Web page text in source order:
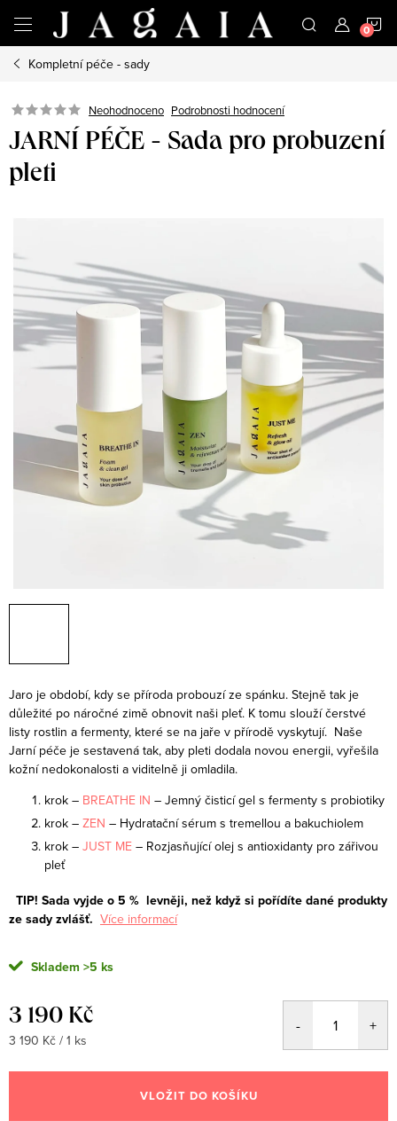
obsah
Kompletní péče - sady
Neohodnoceno Podrobnosti hodnocení
JARNÍ PÉČE - Sada pro probuzení
pleti
Jaro je období, kdy se příroda probouzí ze spánku. Stejně tak je
důležité po náročné zimě obnovit naši pleť. K tomu slouží čerstvé
listy rostlin a fermenty, které se na jaře v přírodě vyskytují. Naše
Jarní péče je sestavená tak, aby pleti dodala novou energii, vyřešila
kožní nedokonalosti a viditelně ji omladila.
krok – BREATHE IN – Jemný čisticí gel s fermenty s probiotiky
krok – ZEN – Hydratační sérum s tremellou a bakuchiolem
krok – JUST ME – Rozjasňující olej s antioxidanty pro zářivou
pleť
TIP! Sada vyjde o 5 % levněji, než když si pořídíte dané produkty
ze sady zvlášť. Více informací
Skladem >5 ks
3 190 Kč
Měrná
3 190 Kč / 1 ks
VLOŽIT DO KOŠÍKU